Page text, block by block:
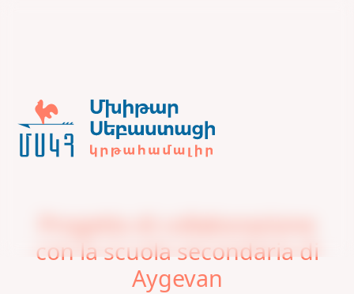
Progetto di collaborazione
con la scuola secondaria di
Aygevan